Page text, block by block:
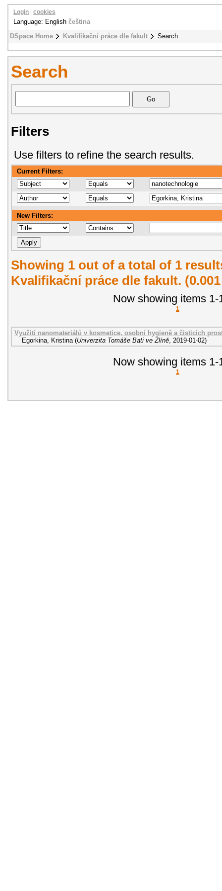
DSpace Home Kvalifikační práce dle fakult Search
Login cookies
Language: English čeština
Search
Filters
Use filters to refine the search results.
Current Filters:
New Filters:
Showing 1 out of a total of 1
Kvalifikační práce dle fakult.
Now showing items 1-
1
Využití nanomateriálů v kosmetice, osobní hygieně a čisticích
Egorkina, Kristina (Univerzita Tomáše Bati ve Zlíně 2019-01-02)
Now showing items 1-
1